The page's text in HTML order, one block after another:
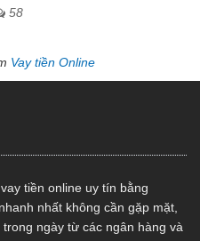
58
Vay tiền Online
tiền online uy tín bằng
nhất không cần gặp mặt,
ngày từ các ngân hàng và